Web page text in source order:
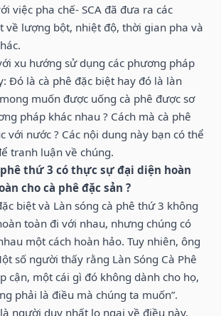
việc pha chế- SCA đã đưa ra các
về lượng bột, nhiệt độ, thời gian pha và
xu hướng sử dụng các phương pháp
Đó là cà phê đặc biệt hay đó là làn
muốn được uống cà phê được sơ
pháp khác nhau ? Cách mà cà phê
với nước ? Các nội dung này bạn có thể
tranh luận về chúng.
thứ 3 có thực sự đại diện hoàn
cho cà phê đặc sản ?
biệt và Làn sóng cà phê thứ 3 không
toàn đi với nhau, nhưng chúng có
một cách hoàn hảo. Tuy nhiên, ông
số người thấy rằng Làn Sóng Cà Phê
cận, một cái gì đó không dành cho họ,
phải là điều mà chúng ta muốn”.
người duy nhất lo ngại về điều này,